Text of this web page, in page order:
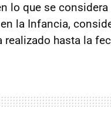
lo que se
la Infancia,
hasta la